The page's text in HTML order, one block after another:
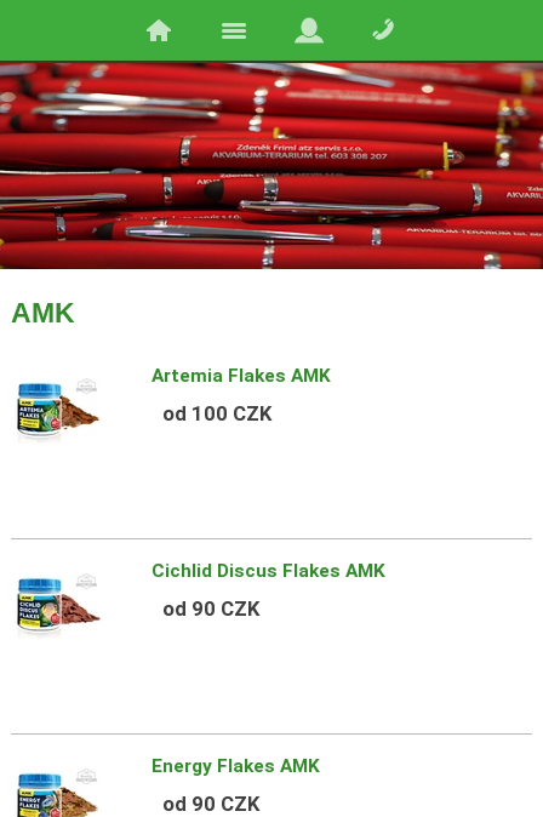
AMK
Artemia Flakes AMK
od 100 CZK
Cichlid Discus Flakes AMK
od 90 CZK
Energy Flakes AMK
od 90 CZK